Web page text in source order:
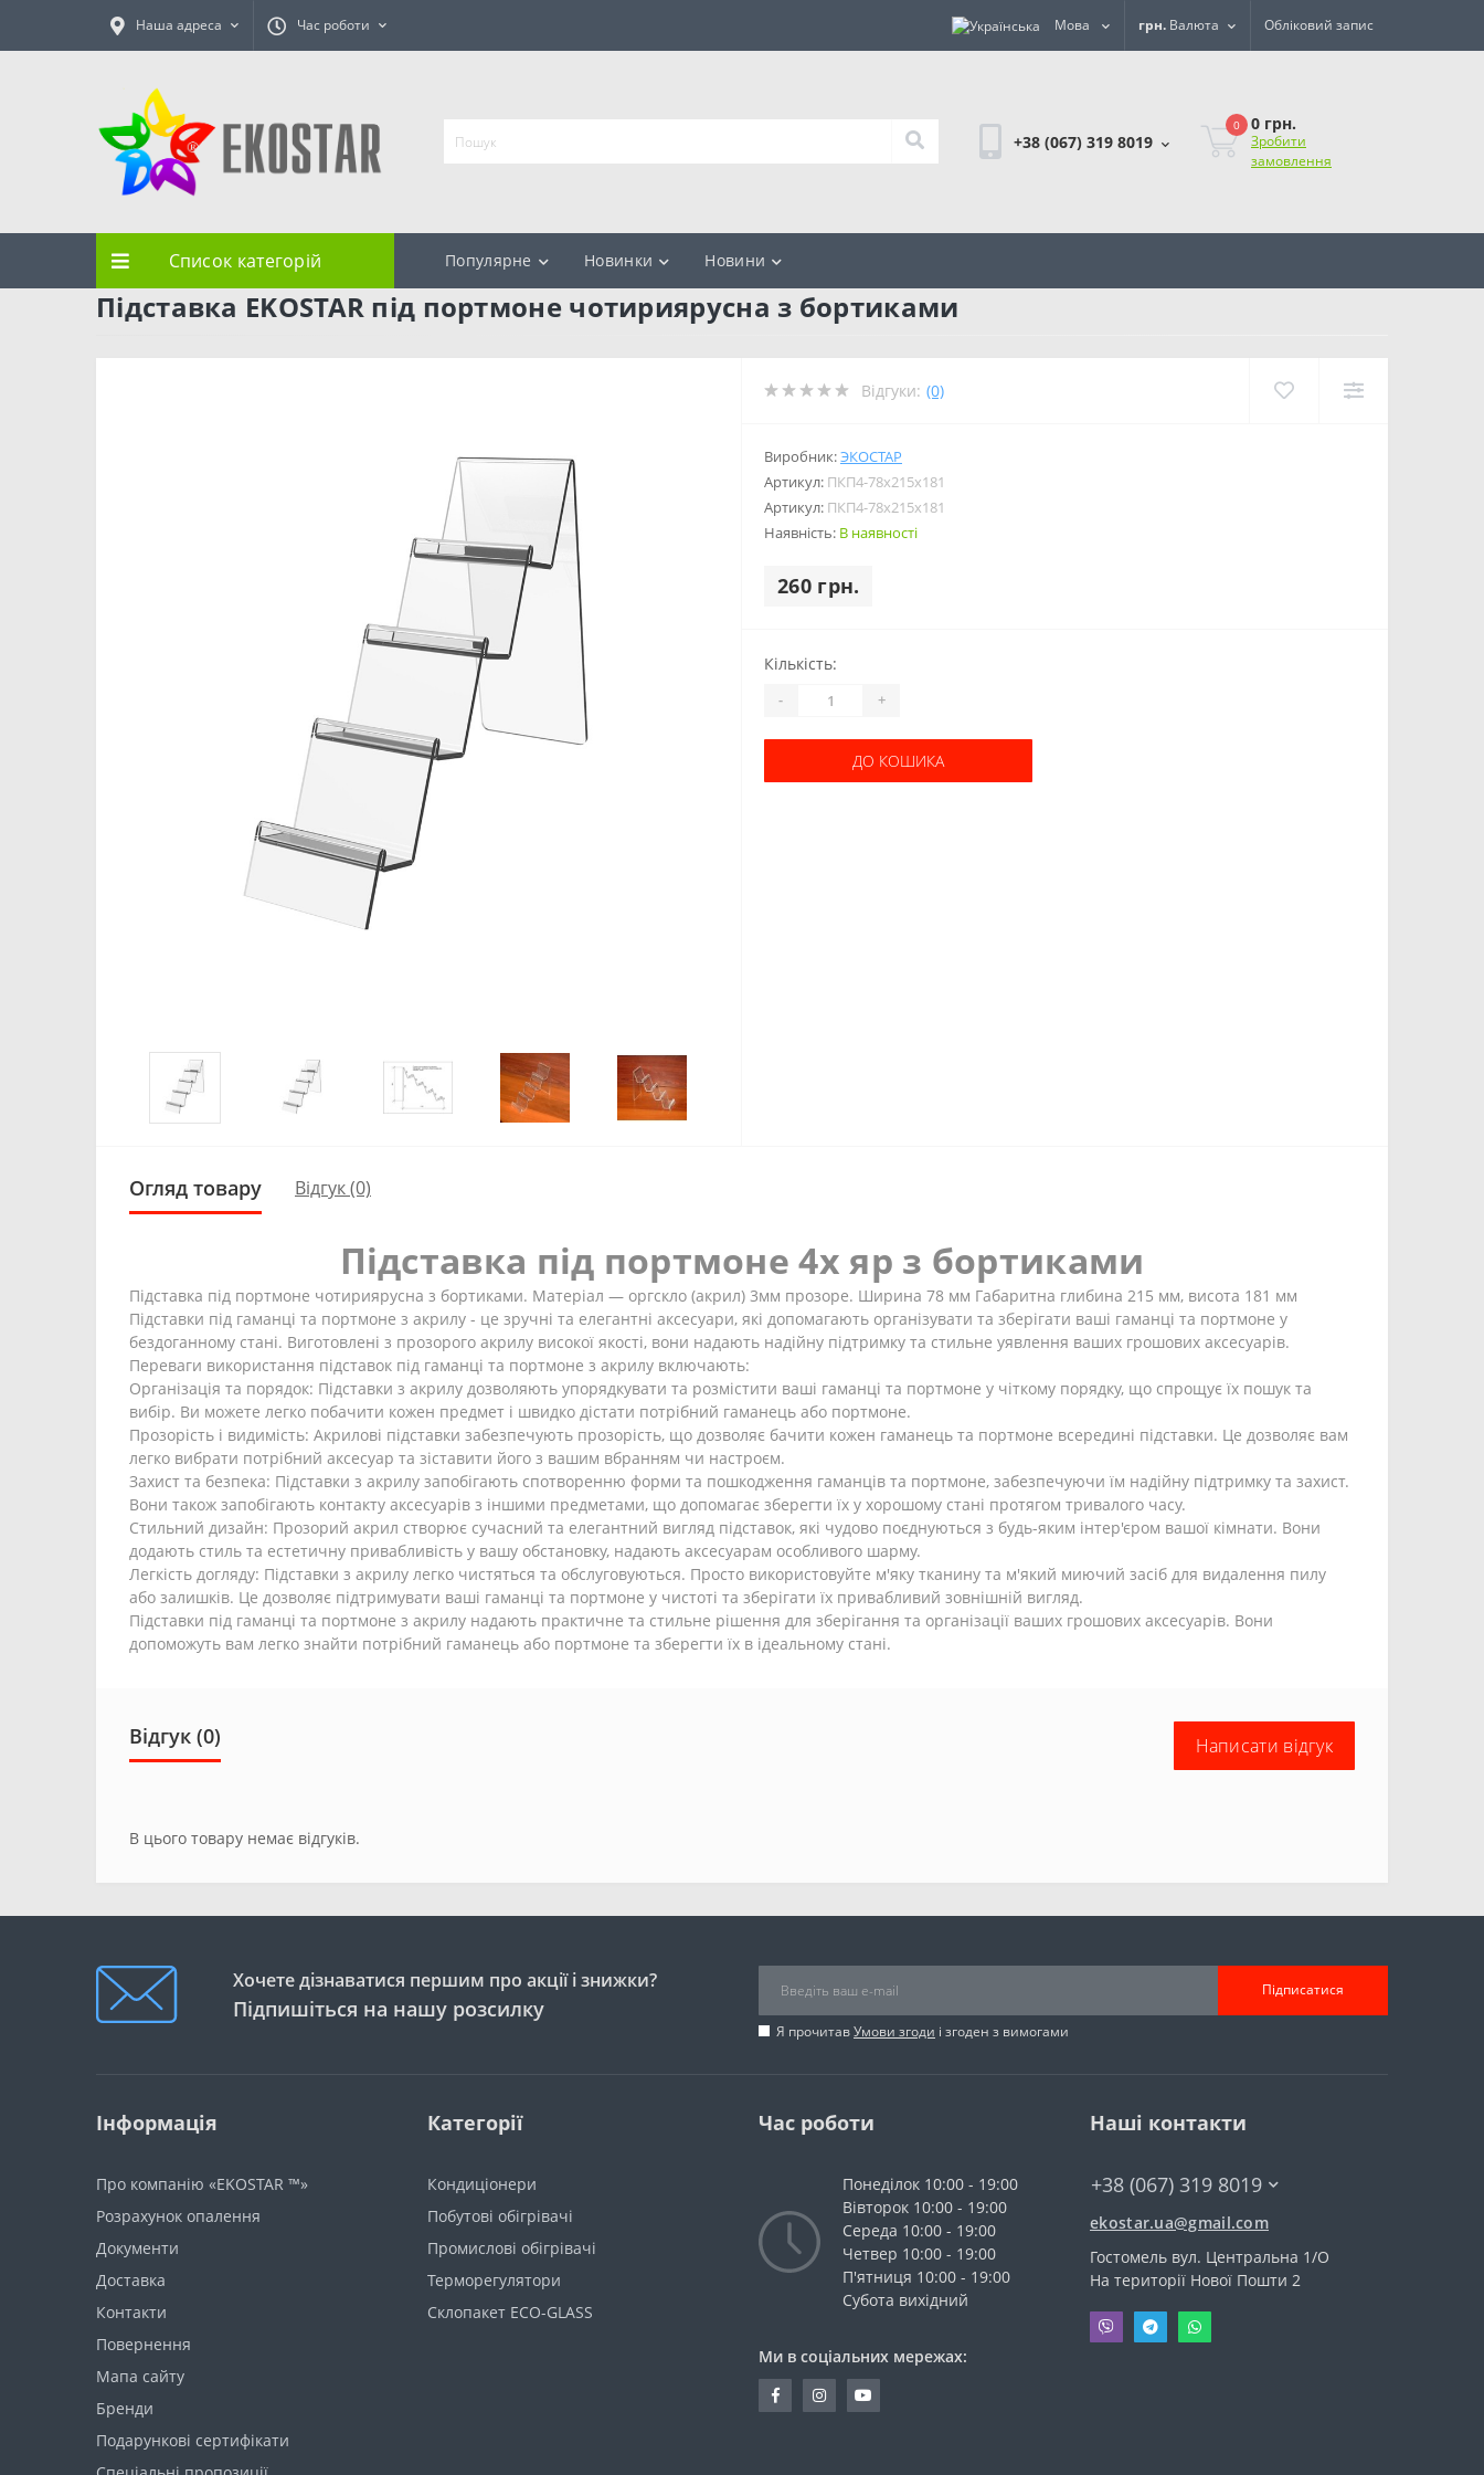
Наша адреса Час роботи Мова грн. Валюта Обліковий запис
+38 (067) 319 8019
0 0 грн.
Зробити
замовлення
Список категорій Популярне Новинки Новини
Підставка EKOSTAR під портмоне чотириярусна з бортиками
Відгуки: (0)
Виробник:ЭКОСТАР
Артикул: ПКП4-78х215х181
Артикул: ПКП4-78х215х181
Наявність: В наявності
260 грн.
Кількість:
- +
ДО КОШИКА
Огляд товару Відгук (0)
Підставка під портмоне 4х яр з бортиками
Підставка під портмоне чотириярусна з бортиками. Матеріал ― оргскло (акрил) 3мм прозоре. Ширина 78 мм Габаритна глибина 215 мм, висота 181 мм
Підставки під гаманці та портмоне з акрилу - це зручні та елегантні аксесуари, які допомагають організувати та зберігати ваші гаманці та портмоне у
бездоганному стані. Виготовлені з прозорого акрилу високої якості, вони надають надійну підтримку та стильне уявлення ваших грошових аксесуарів.
Переваги використання підставок під гаманці та портмоне з акрилу включають:
Організація та порядок: Підставки з акрилу дозволяють упорядкувати та розмістити ваші гаманці та портмоне у чіткому порядку, що спрощує їх пошук та
вибір. Ви можете легко побачити кожен предмет і швидко дістати потрібний гаманець або портмоне.
Прозорість і видимість: Акрилові підставки забезпечують прозорість, що дозволяє бачити кожен гаманець та портмоне всередині підставки. Це дозволяє вам
легко вибрати потрібний аксесуар та зіставити його з вашим вбранням чи настроєм.
Захист та безпека: Підставки з акрилу запобігають спотворенню форми та пошкодження гаманців та портмоне, забезпечуючи їм надійну підтримку та захист.
Вони також запобігають контакту аксесуарів з іншими предметами, що допомагає зберегти їх у хорошому стані протягом тривалого часу.
Стильний дизайн: Прозорий акрил створює сучасний та елегантний вигляд підставок, які чудово поєднуються з будь-яким інтер'єром вашої кімнати. Вони
додають стиль та естетичну привабливість у вашу обстановку, надають аксесуарам особливого шарму.
Легкість догляду: Підставки з акрилу легко чистяться та обслуговуються. Просто використовуйте м'яку тканину та м'який миючий засіб для видалення пилу
або залишків. Це дозволяє підтримувати ваші гаманці та портмоне у чистоті та зберігати їх привабливий зовнішній вигляд.
Підставки під гаманці та портмоне з акрилу надають практичне та стильне рішення для зберігання та організації ваших грошових аксесуарів. Вони
допоможуть вам легко знайти потрібний гаманець або портмоне та зберегти їх в ідеальному стані.
Відгук (0) Написати відгук
В цього товару немає відгуків.
Хочете дізнаватися першим про акції і знижки?
Підпишіться на нашу розсилку
Підписатися
Я прочитавУмови згоди і згоден з вимогами
Інформація
Про компанію «EKOSTAR ™»
Розрахунок опалення
Документи
Доставка
Контакти
Повернення
Мапа сайту
Бренди
Подарункові сертифікати
Категорії
Кондиціонери
Побутові обігрівачі
Промислові обігрівачі
Терморегулятори
Склопакет ECO-GLASS
Час роботи
Понеділок 10:00 - 19:00
Вівторок 10:00 - 19:00
Середа 10:00 - 19:00
Четвер 10:00 - 19:00
П'ятниця 10:00 - 19:00
Cубота вихідний
Ми в соціальних мережах:
Наші контакти
+38 (067) 319 8019
ekostar.ua@gmail.com
Гостомель вул. Центральна 1/О
На території Нової Пошти 2